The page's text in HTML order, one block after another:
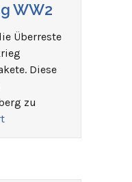
WW2
Überreste
Diese
zu